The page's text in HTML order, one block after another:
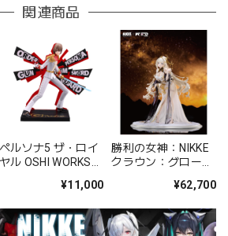
関連商品
ペルソナ5 ザ・ロイ
ヤル OSHI WORKS
¥11,000
勝利の女神：NIKKE
クラウン：グローリ
成品フィギュア¥62,700